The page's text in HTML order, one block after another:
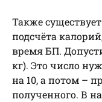
Также
подсчёта
время БП.
кг). Это число
на 10, а потом –
полученного. В